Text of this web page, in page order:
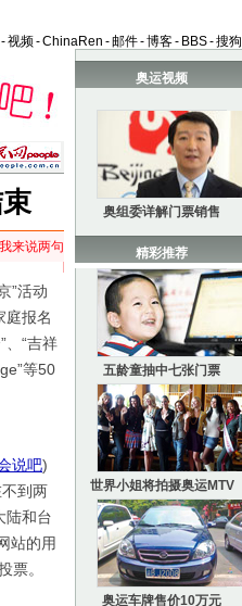
-视频-ChinaRen -邮件-博客- BBS-搜狗
我来说两句
”活动
庭报名
、“吉祥
等50
说吧)
到两
陆和台
站的用
票。
奥运视频
奥组委详解门票销售
精彩推荐
五龄童抽中七张门票
世界小姐将拍摄奥运MTV
奥运车牌售价10万元